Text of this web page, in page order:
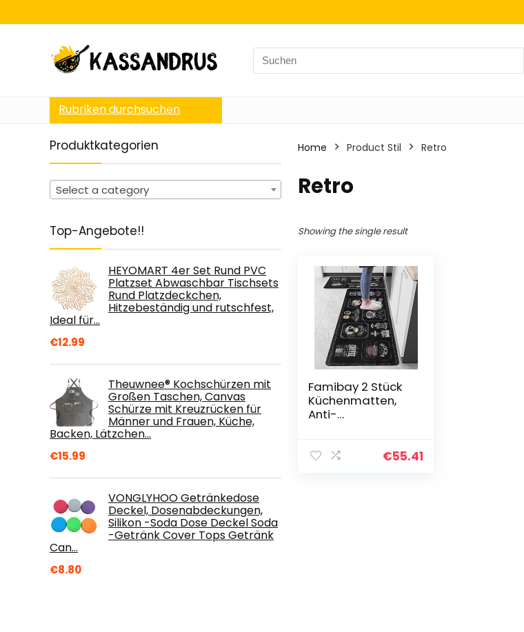
Search
for:
Rubriken durchsuchen
Produktkategorien
Select a category
Top-Angebote!!
HEYOMART 4er Set Rund PVC
Platzset Abwaschbar Tischsets
Rund Platzdeckchen,
Hitzebeständig und rutschfest,
Ideal für…
€12.99
Theuwnee® Kochschürzen mit
Großen Taschen, Canvas
Schürze mit Kreuzrücken für
Männer und Frauen, Küche,
Backen, Lätzchen…
€15.99
VONGLYHOO Getränkedose
Deckel, Dosenabdeckungen,
Silikon -Soda Dose Deckel Soda
-Getränk Cover Tops Getränk
Can…
€8.80
Home Product Stil ‎Retro
‎Retro
Showing the single result
Famibay 2 Stück
Küchenmatten,
Anti-
Küchenbodenmat
€55.41